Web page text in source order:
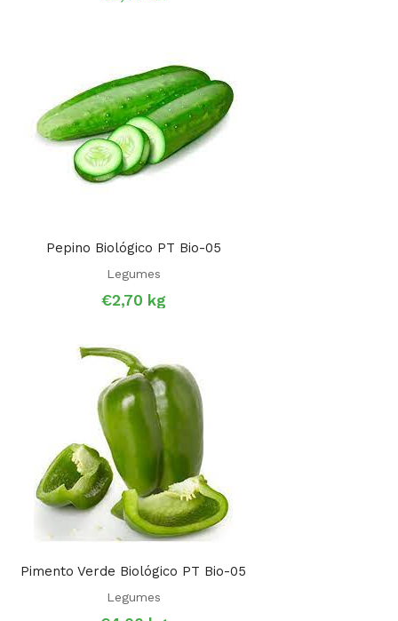
Pepino Biológico PT Bio-05
Legumes
€2,70 kg
Pimento Verde Biológico PT Bio-05
Legumes